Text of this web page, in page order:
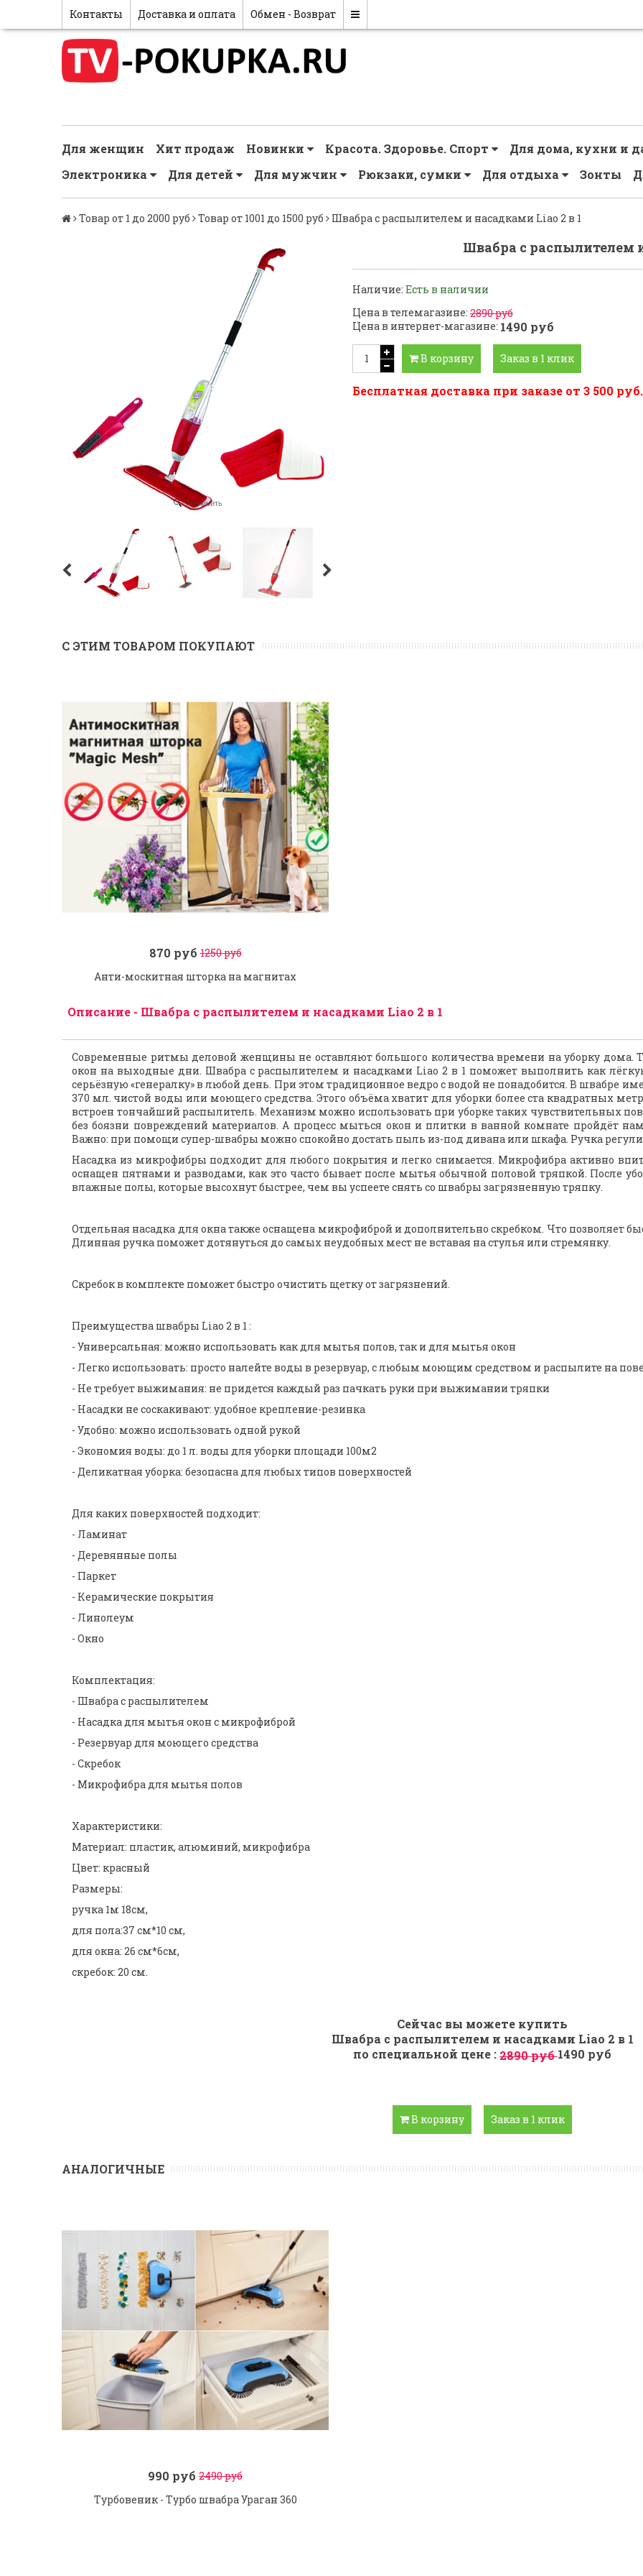
Контакты Доставка и оплата Обмен - Возврат
Для женщин Хит продаж Новинки Красота. Здоровье. Спорт Для дома, кухни и
Электроника
Для детей Для мужчин Рюкзаки, сумки Для отдыха Зонты
Товар от 1 до 2000 руб Товар от 1001 до 1500 руб Швабра с распылителем и насадками Liao 2 в 1
Увеличить
Швабра с распылителем
Наличие: Есть в наличии
Цена в телемагазине:2890 руб
Цена в интернет-магазине: 1490 руб
В корзину Заказ в 1 клик
Бесплатная доставка при заказе от 3 500 руб.
С ЭТИМ ТОВАРОМ ПОКУПАЮТ
В корзину
Заказ в 1 клик
870 руб1250 руб
Анти-москитная шторка на магнитах
Описание - Швабра с распылителем и насадками Liao 2 в 1
Современные ритмы деловой женщины не оставляют большого количества времени на уборку дома.
окон на выходные дни. Швабра с распылителем и насадками Liao 2 в 1 поможет выполнить как
серьёзную «генералку» в любой день. При этом традиционное ведро с водой не понадобится. В швабре
370 мл. чистой воды или моющего средства. Этого объёма хватит для уборки более ста квадратных
встроен тончайший распылитель. Механизм можно использовать при уборке таких чувствительных
без боязни повреждений материалов. А процесс мыться окон и плитки в ванной комнате пройдёт
Важно: при помощи супер-швабры можно спокойно достать пыль из-под дивана или шкафа. Ручка
Насадка из микрофибры подходит для любого покрытия и легко снимается. Микрофибра активно
оснащен пятнами и разводами, как это часто бывает после мытья обычной половой тряпкой. После
влажные полы, которые высохнут быстрее, чем вы успеете снять со швабры загрязненную тряпку.
Отдельная насадка для окна также оснащена микрофиброй и дополнительно скребком. Что позволяет
Длинная ручка поможет дотянуться до самых неудобных мест не вставая на стулья или стремянку.
Скребок в комплекте поможет быстро очистить щетку от загрязнений.
Преимущества швабры Liao 2 в 1 :
- Универсальная: можно использовать как для мытья полов, так и для мытья окон
- Легко использовать: просто налейте воды в резервуар, с любым моющим средством и распылите на
- Не требует выжимания: не придется каждый раз пачкать руки при выжимании тряпки
- Насадки не соскакивают: удобное крепление-резинка
- Удобно: можно использовать одной рукой
- Экономия воды: до 1 л. воды для уборки площади 100м2
- Деликатная уборка: безопасна для любых типов поверхностей
Для каких поверхностей подходит:
- Ламинат
- Деревянные полы
- Паркет
- Керамические покрытия
- Линолеум
- Окно
Комплектация:
- Швабра с распылителем
- Насадка для мытья окон с микрофиброй
- Резервуар для моющего средства
- Скребок
- Микрофибра для мытья полов
Характеристики:
Материал: пластик, алюминий, микрофибра
Цвет: красный
Размеры:
ручка 1м 18см,
для пола:37 см*10 см,
для окна: 26 см*6см,
скребок: 20 см.
Сейчас вы можете купить
Швабра с распылителем и насадками Liao 2 в 1
по специальной цене :2890 руб1490 руб
В корзину Заказ в 1 клик
АНАЛОГИЧНЫЕ
В корзину
Заказ в 1 клик
990 руб 2490 руб
Турбовеник - Турбо швабра Ураган 360